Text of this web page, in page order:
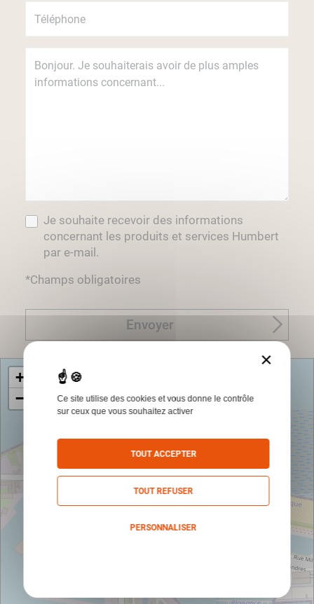
Je souhaite recevoir des informations
concernant les produits et services Humbert
par e-mail.
*Champs obligatoires
Envoyer
+
−
×
Ce site utilise des cookies et vous donne le contrôle
sur ceux que vous souhaitez activer
TOUT ACCEPTER
TOUT REFUSER
PERSONNALISER